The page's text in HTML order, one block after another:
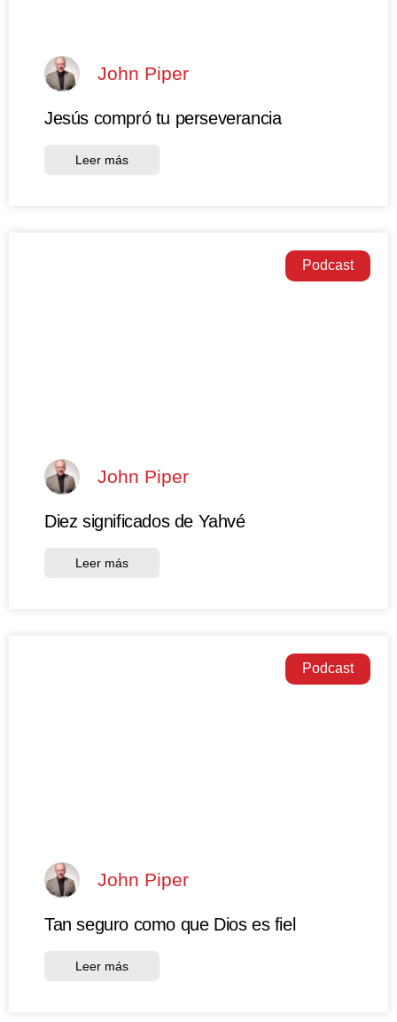
John Piper
Jesús compró tu perseverancia
Leer más
Podcast
John Piper
Diez significados de Yahvé
Leer más
Podcast
John Piper
Tan seguro como que Dios es fiel
Leer más